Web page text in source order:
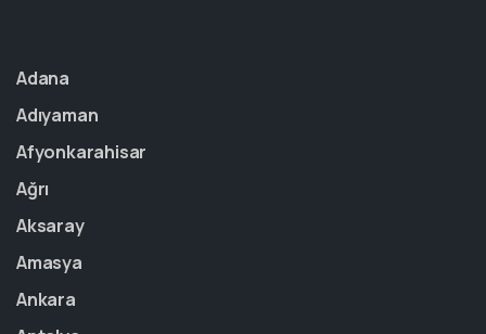
Adana
Adıyaman
Afyonkarahisar
Ağrı
Aksaray
Amasya
Ankara